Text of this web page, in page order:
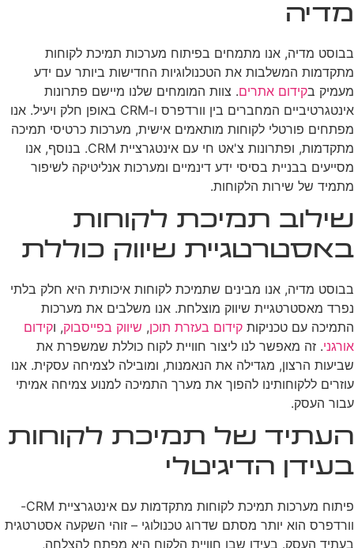
מדיה
בבוסט מדיה, אנו מתמחים בפיתוח מערכות תמיכת לקוחות
מתקדמות המשלבות את הטכנולוגיות החדישות ביותר עם ידע
מעמיק בקידום אתרים. צוות המומחים שלנו מיישם פתרונות
אינטגרטיביים המחברים בין וורדפרס ו-CRM באופן חלק ויעיל. אנו
מפתחים פורטלי לקוחות מותאמים אישית, מערכות כרטיסי תמיכה
מתקדמות, ופתרונות צ'אט חי עם אינטגרציית CRM. בנוסף, אנו
מסייעים בבניית בסיסי ידע דינמיים ומערכות אנליטיקה לשיפור
מתמיד של שירות הלקוחות.
שילוב תמיכת לקוחות
באסטרטגיית שיווק כוללת
בבוסט מדיה, אנו מבינים שתמיכת לקוחות איכותית היא חלק בלתי
נפרד מאסטרטגיית שיווק מוצלחת. אנו משלבים את מערכות
התמיכה עם טכניקות קידום בעזרת תוכן, שיווק בפייסבוק, וקידום
אורגני. זה מאפשר לנו ליצור חוויית לקוח כוללת שמשפרת את
שביעות הרצון, מגדילה את הנאמנות, ומובילה לצמיחה עסקית. אנו
עוזרים ללקוחותינו להפוך את מערך התמיכה למנוע צמיחה אמיתי
עבור העסק.
העתיד של תמיכת לקוחות
בעידן הדיגיטלי
פיתוח מערכות תמיכת לקוחות מתקדמות עם אינטגרציית CRM-
וורדפרס הוא יותר מסתם שדרוג טכנולוגי – זוהי השקעה אסטרטגית
בעתיד העסק. בעידן שבו חוויית הלקוח היא מפתח להצלחה,